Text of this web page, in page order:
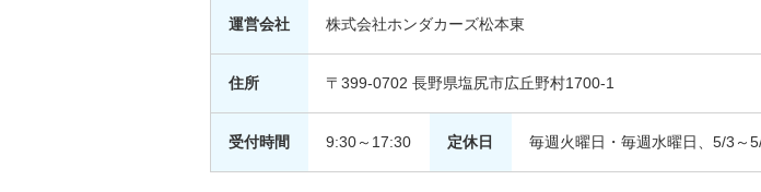
運営会社 株式会社ホンダカーズ松本東
住所 〒399-0702 長野県塩尻市広丘野村1700-1
受付時間 9:30～17:30 定休日 毎週火曜日・毎週水曜日、5/3～